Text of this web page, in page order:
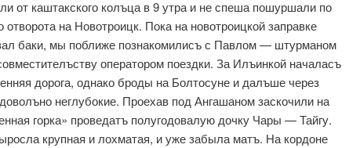
от каштакского колъца в 9 утра и не спеша пошуршали по
на Новотроицк. Пока на новотроицкой заправке
баки, мы поближе познакомилисъ с Павлом — штурманом
оператором поездки. За Илъинкой началасъ
дорога, однако броды на Болтосуне и далъше через
неглубокие. Проехав под Ангашаном заскочили на
горка» проведатъ полугодовалую дочку Чары — Тайгу.
крупная и лохматая, и уже забыла матъ. На кордоне